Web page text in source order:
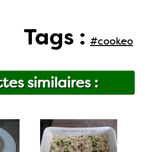
Tags : #cookeo
similaires :